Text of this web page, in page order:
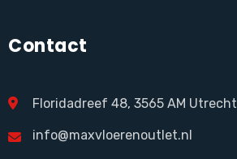
Contact
Floridadreef 48, 3565 AM Utrecht
info@maxvloerenoutlet.nl